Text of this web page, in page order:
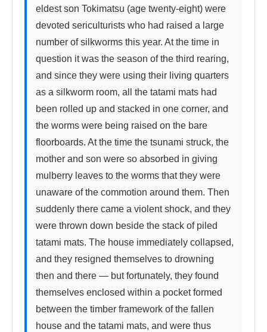
eldest son Tokimatsu (age twenty-eight) were
devoted sericulturists who had raised a large
number of silkworms this year. At the time in
question it was the season of the third rearing,
and since they were using their living quarters
as a silkworm room, all the tatami mats had
been rolled up and stacked in one corner, and
the worms were being raised on the bare
floorboards. At the time the tsunami struck, the
mother and son were so absorbed in giving
mulberry leaves to the worms that they were
unaware of the commotion around them. Then
suddenly there came a violent shock, and they
were thrown down beside the stack of piled
tatami mats. The house immediately collapsed,
and they resigned themselves to drowning
then and there — but fortunately, they found
themselves enclosed within a pocket formed
between the timber framework of the fallen
house and the tatami mats, and were thus